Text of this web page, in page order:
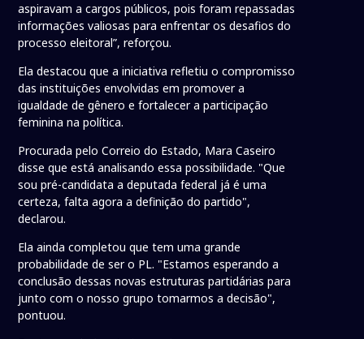
aspiravam a cargos públicos, pois foram repassadas
informações valiosas para enfrentar os desafios do
processo eleitoral”, reforçou.
Ela destacou que a iniciativa refletiu o compromisso
das instituições envolvidas em promover a
igualdade de gênero e fortalecer a participação
feminina na política.
Procurada pelo Correio do Estado, Mara Caseiro
disse que está analisando essa possibilidade. "Que
sou pré-candidata a deputada federal já é uma
certeza, falta agora a definição do partido",
declarou.
Ela ainda completou que tem uma grande
probabilidade de ser o PL. "Estamos esperando a
conclusão dessas novas estruturas partidárias para
junto com o nosso grupo tomarmos a decisão",
pontuou.